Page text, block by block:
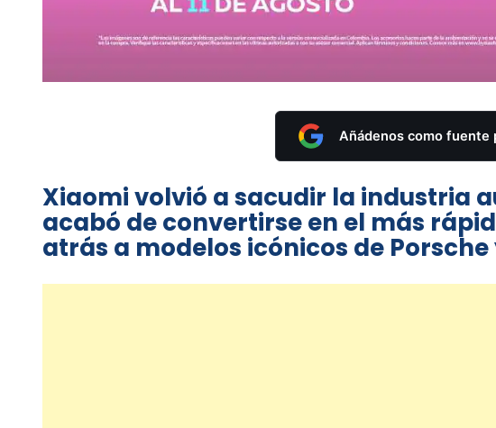
Añádenos como fuente
Xiaomi volvió a sacudir la industria
acabó de convertirse en el más
atrás a modelos icónicos de Porsche